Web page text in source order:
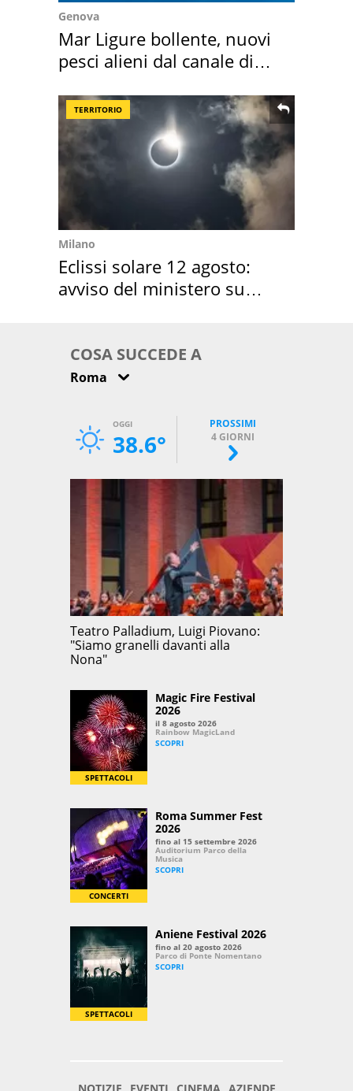
Genova
Mar Ligure bollente, nuovi
pesci alieni dal canale di
TERRITORIO
Milano
Eclissi solare 12 agosto:
avviso del ministero su